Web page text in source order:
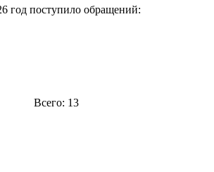
год поступило обращений:
Всего: 13